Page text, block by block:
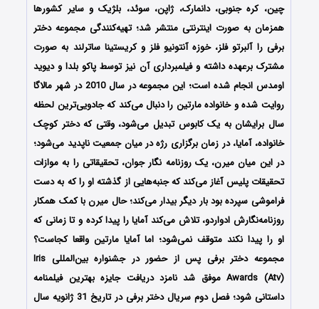
چین، کره جنوبی، دانمارک، ژاپن، سوئد، بلژیک و سایر کشورها
همزمان به صورت اینترنتی منتشر شد؛ تهیه‌کنندگی مجموعه دختر
برفی را آلبرتو فلز، خوزه آنتونیو فلز و کریستینا ساترلند به صورت
مشترک برعهده داشته و فیلمبرداری آن نیز توسط پاکو بلدا و دیوید
اومدس انجام شده است؛ این مجموعه در سال 2010 در شهر مالاگا
روایت شده و خانواده مارتین را دنبال می‌کند که جادویی‌ترین لحظه
سال برایشان به یک کابوس تبدیل می‌شود، وقتی که دختر کوچک
خانواده، آمایا، در زمان برگزاری رژه در میان جمعیت ناپدید می‌شود؛
در این میان میرن، یک روزنامه نگار جوان، تحقیقاتی را به موازات
تحقیقات پلیس آغاز می‌کند که جنبه‌هایی از گذشته او را که به دست
فراموشی سپرده بود بار دیگر بیدار می‌کند؛ حال میرن با کمک همکار
روزنامه‌نگارش ادواردو، تلاش می‌کند آمایا را پیدا کرده و تا زمانی که
او را پیدا نکند متوقف نمی‌شود؛ اما آمایا مارتین واقعا کجاست؟
مجموعه دختر برفی پس از حضور در جشنواره بین‌المللی Iris
Awards (Atv) موفق شد نامزد دریافت جایزه بهترین فیلمنامه
داستانی شود؛ فصل دوم سریال دختر برفی در تاریخ 31 ژانویه سال